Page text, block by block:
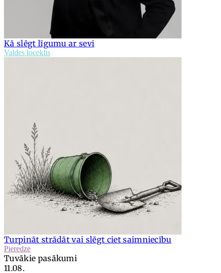
Kā slēgt līgumu ar sevi
Valdes loceklis
Turpināt strādāt vai slēgt ciet saimniecību
Pieredze
Tuvākie pasākumi
11.08.